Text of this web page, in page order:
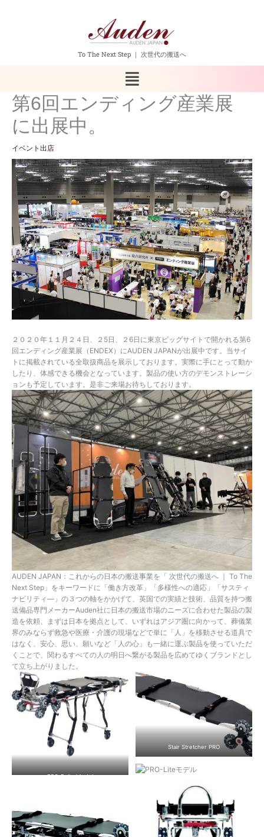
To The Next Step ｜ 次世代の搬送へ
メ
ニ
ュ
ー
第6回エンディング産業展
に出展中。
イベント出店
２０２０年１１月２４日、２5日、２6日に東京ビッグサイトで開かれる第6
回エンディング産業展（ENDEX）にAUDEN JAPANが出展中です。当サイ
トに掲載されている全取扱商品を展示しております。実際に手にとって動か
したり、体感できる機会となっています。製品の使い方のデモンストレーシ
ョンも予定しています。是非ご来場お待ちしております。
AUDEN JAPAN：これからの日本の搬送事業を「 次世代の搬送へ ｜ To The
Next Step」をキーワードに「働き方改革」「多様性への適応」「サスティ
ナビリティ―」の３つの軸をかかげて、英国での実績と技術、品質を持つ搬
送備品専門メーカーAuden社に日本の搬送市場のニーズに合わせた製品の製
造を依頼、まずは日本を拠点として、いずれはアジア圏に向かって、葬儀業
界のみならず救急や医療・介護の現場などで単に「人」を移動させる道具で
はなく、安心、思い、願いなど「人の心」も一緒に運ぶ製品を使っていただ
くことで、関わるすべての人の明日へ繋がる製品を広めてゆくブランドとし
て立ち上がりました。
Stair Stretcher PRO
PRO-RollerModel